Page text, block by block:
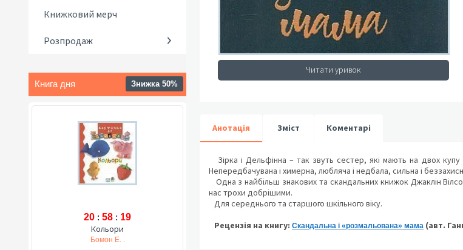
Книжковий мерч
Розпродаж
Книга дня Знижка 50%
20 : 58 : 18
Кольори
Бомон Е. .
Читати уривок
Анотація Зміст Коментарі
Зірка і Дельфінна – так звуть сестер, які мають на двох
Непередбачувана і химерна, любляча і недбала, сильна і
Одна з найбільш знакових та скандальних книжок Джаклін
нас трохи добрішими.
Для середнього та старшого шкільного віку.
Рецензія на книгу: Скандальна і «розмальована» мама (авт.